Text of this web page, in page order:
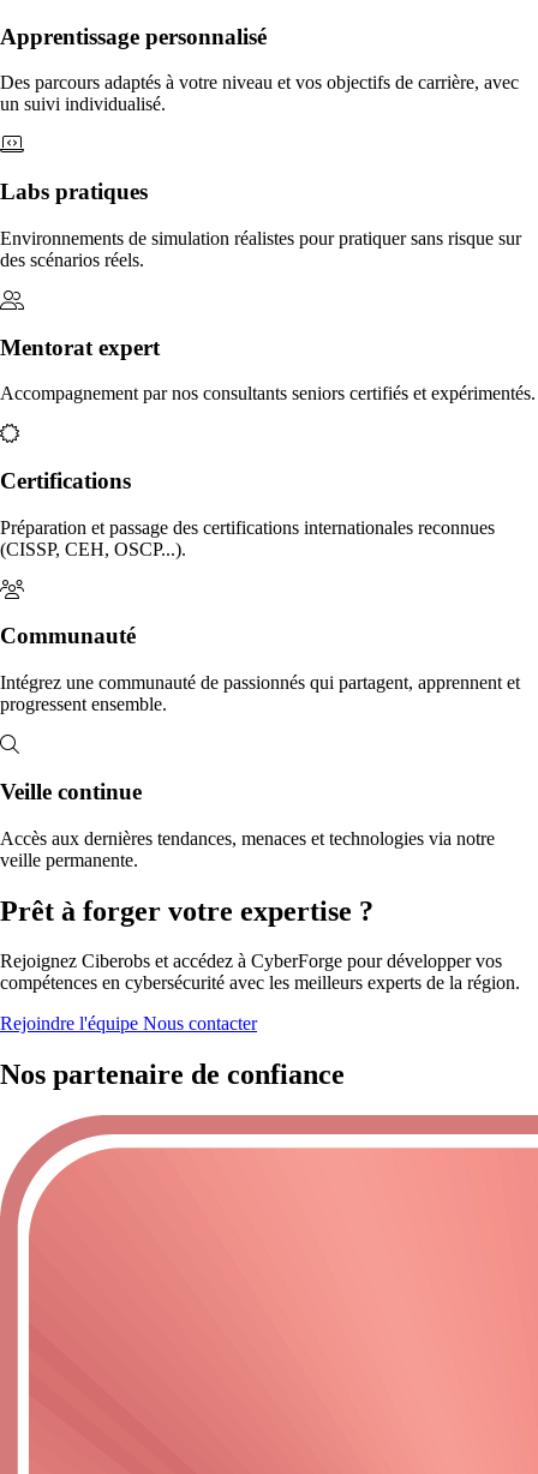
Apprentissage personnalisé
Des parcours adaptés à votre niveau et vos objectifs de carrière, avec
un suivi individualisé.
Labs pratiques
Environnements de simulation réalistes pour pratiquer sans risque sur
des scénarios réels.
Mentorat expert
Accompagnement par nos consultants seniors certifiés et expérimentés.
Certifications
Préparation et passage des certifications internationales reconnues
(CISSP, CEH, OSCP...).
Communauté
Intégrez une communauté de passionnés qui partagent, apprennent et
progressent ensemble.
Veille continue
Accès aux dernières tendances, menaces et technologies via notre
veille permanente.
Prêt à forger votre expertise ?
Rejoignez Ciberobs et accédez à CyberForge pour développer vos
compétences en cybersécurité avec les meilleurs experts de la région.
Rejoindre l'équipe Nous contacter
Nos partenaire de confiance